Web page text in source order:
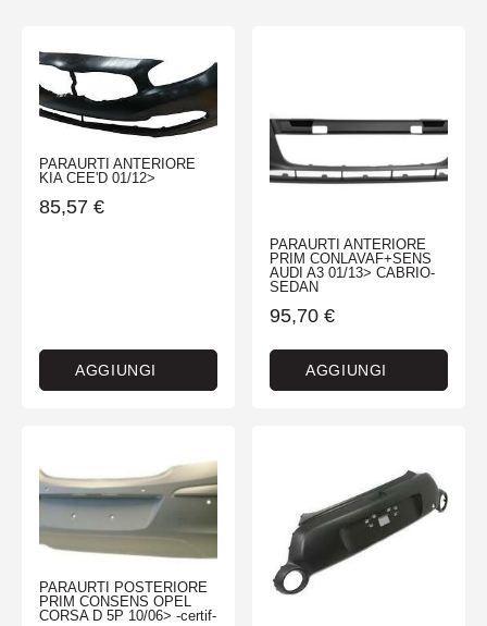
PARAURTI ANTERIORE
KIA CEE'D 01/12>
85,57 €
AGGIUNGI
PARAURTI ANTERIORE
PRIM CONLAVAF+SENS
AUDI A3 01/13> CABRIO-
SEDAN
95,70 €
AGGIUNGI
PARAURTI POSTERIORE
PRIM CONSENS OPEL
CORSA D 5P 10/06> -certif-